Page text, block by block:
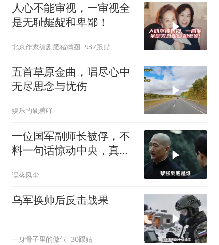
人心不能审视，一审视全
是无耻龌龊和卑鄙！
北京作家编剧肥猪满圈 937跟贴
五首草原金曲，唱尽心中
无尽思念与忧伤
娱乐的硬糖吖
一位国军副师长被俘，不
料一句话惊动中央，真实
误落风尘
乌军换帅后反击战果
一身骨子里的傲气 30跟贴